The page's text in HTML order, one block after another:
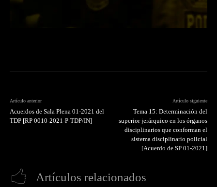
Artículo anterior
Acuerdos de Sala Plena 01-2021 del
TDP [RP 0010-2021-P-TDP/IN]
Artículo siguiente
Tema 15: Determinación del
superior jerárquico en los órganos
disciplinarios que conforman el
sistema disciplinario policial
[Acuerdo de SP 01-2021]
Artículos relacionados